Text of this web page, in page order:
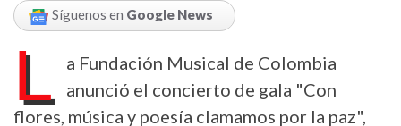
Síguenos en Google News
L
a Fundación Musical de Colombia
anunció el concierto de gala "Con
flores, música y poesía clamamos por la paz",